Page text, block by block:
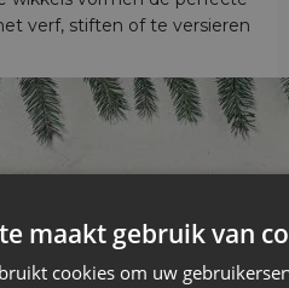
verf, stiften of te versieren
maakt gebruik van
cookies om uw